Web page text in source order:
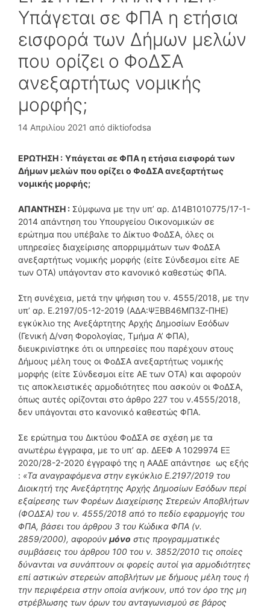
Υπάγεται σε ΦΠΑ η ετήσια
εισφορά των Δήμων μελών
που ορίζει ο ΦοΔΣΑ
ανεξαρτήτως νομικής
μορφής;
14 Απριλίου 2021 από diktiofodsa
ΕΡΩΤΗΣΗ : Υπάγεται σε ΦΠΑ η ετήσια εισφορά των
Δήμων μελών που ορίζει ο ΦοΔΣΑ ανεξαρτήτως
νομικής μορφής;
ΑΠΑΝΤΗΣΗ : Σύμφωνα με την υπ’ αρ. Δ14Β1010775/17-1-
2014 απάντηση του Υπουργείου Οικονομικών σε
ερώτημα που υπέβαλε το Δίκτυο ΦοΔΣΑ, όλες οι
υπηρεσίες διαχείρισης απορριμμάτων των ΦοΔΣΑ
ανεξαρτήτως νομικής μορφής (είτε Σύνδεσμοι είτε ΑΕ
των ΟΤΑ) υπάγονταν στο κανονικό καθεστώς ΦΠΑ.
Στη συνέχεια, μετά την ψήφιση του ν. 4555/2018, με την
υπ’ αρ. Ε.2197/05-12-2019 (ΑΔΑ:ΨΞΒΒ46ΜΠ3Ζ-ΠΗΕ)
εγκύκλιο της Ανεξάρτητης Αρχής Δημοσίων Εσόδων
(Γενική Δ/νση Φορολογίας, Τμήμα Α’ ΦΠΑ),
διευκρινίστηκε ότι οι υπηρεσίες που παρέχουν στους
Δήμους μέλη τους οι ΦοΔΣΑ ανεξαρτήτως νομικής
μορφής (είτε Σύνδεσμοι είτε ΑΕ των ΟΤΑ) και αφορούν
τις αποκλειστικές αρμοδιότητες που ασκούν οι ΦοΔΣΑ,
όπως αυτές ορίζονται στο άρθρο 227 του ν.4555/2018,
δεν υπάγονται στο κανονικό καθεστώς ΦΠΑ.
Σε ερώτημα του Δικτύου ΦοΔΣΑ σε σχέση με τα
ανωτέρω έγγραφα, με το υπ’ αρ. ΔΕΕΦ Α 1029974 ΕΞ
2020/28-2-2020 έγγραφό της η ΑΑΔΕ απάντησε ως εξής
: «Τα αναγραφόμενα στην εγκύκλιο Ε.2197/2019 του
Διοικητή της Ανεξάρτητης Αρχής Δημοσίων Εσόδων περί
εξαίρεσης των Φορέων Διαχείρισης Στερεών Αποβλήτων
(ΦΟΔΣΑ) του ν. 4555/2018 από το πεδίο εφαρμογής του
ΦΠΑ, βάσει του άρθρου 3 του Κώδικα ΦΠΑ (ν.
2859/2000), αφορούν μόνο στις προγραμματικές
συμβάσεις του άρθρου 100 του ν. 3852/2010 τις οποίες
δύνανται να συνάπτουν οι φορείς αυτοί για αρμοδιότητες
επί αστικών στερεών αποβλήτων με δήμους μέλη τους ή
την περιφέρεια στην οποία ανήκουν, υπό τον όρο της μη
στρέβλωσης των όρων του ανταγωνισμού σε βάρος